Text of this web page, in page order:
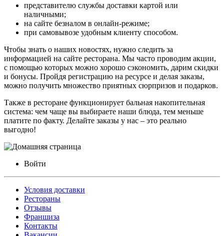
представителю службы доставки картой или
наличными;
на сайте безналом в онлайн-режиме;
при самовывозе удобным клиенту способом.
Чтобы знать о наших новостях, нужно следить за
информацией на сайте ресторана. Мы часто проводим акции,
с помощью которых можно хорошо сэкономить, дарим скидки
и бонусы. Пройдя регистрацию на ресурсе и делая заказы,
можно получить множество приятных сюрпризов и подарков.
Также в ресторане функционирует бальная накопительная
система: чем чаще вы выбираете наши блюда, тем меньше
платите по факту. Делайте заказы у нас – это реально
выгодно!
Войти
Условия доставки
Рестораны
Отзывы
Франшиза
Контакты